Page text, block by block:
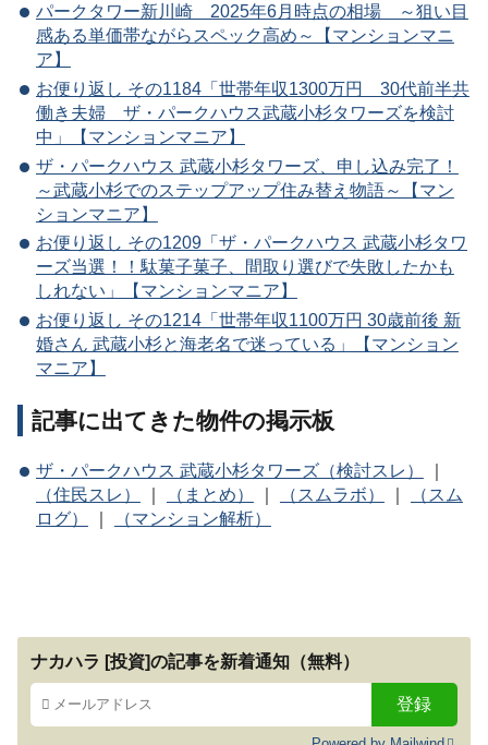
パークタワー新川崎 2025年6月時点の相場 ～狙い目
感ある単価帯ながらスペック高め～【マンションマニ
ア】
お便り返し その1184「世帯年収1300万円 30代前半共
働き夫婦 ザ・パークハウス武蔵小杉タワーズを検討
中」【マンションマニア】
ザ・パークハウス 武蔵小杉タワーズ、申し込み完了！
～武蔵小杉でのステップアップ住み替え物語～【マン
ションマニア】
お便り返し その1209「ザ・パークハウス 武蔵小杉タワ
ーズ当選！！駄菓子菓子、間取り選びで失敗したかも
しれない」【マンションマニア】
お便り返し その1214「世帯年収1100万円 30歳前後 新
婚さん 武蔵小杉と海老名で迷っている」【マンション
マニア】
記事に出てきた物件の掲示板
ザ・パークハウス 武蔵小杉タワーズ（検討スレ）
｜
（住民スレ）
｜ （まとめ） ｜ （スムラボ） ｜
（スム
ログ）
｜ （マンション解析）
ナカハラ [投資]の記事を新着通知（無料）